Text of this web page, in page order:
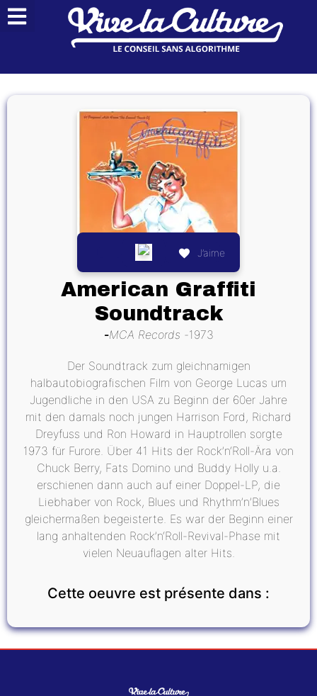
J’aime
American Graffiti
Soundtrack
MCA Records 1973
Der Soundtrack zum gleichnamigen
halbautobiografischen Film von George Lucas um
Jugendliche in den USA zu Beginn der 60er Jahre
mit den damals noch jungen Harrison Ford, Richard
Dreyfuss und Ron Howard in Hauptrollen sorgte
1973 für Furore. Über 41 Hits der Rock’n‘Roll-Ära von
Chuck Berry, Fats Domino und Buddy Holly u.a.
erschienen dann auch auf einer Doppel-LP, die
Liebhaber von Rock, Blues und Rhythm’n’Blues
gleichermaßen begeisterte. Es war der Beginn einer
lang anhaltenden Rock’n‘Roll-Revival-Phase mit
vielen Neuauflagen alter Hits.
Cette oeuvre est présente dans :